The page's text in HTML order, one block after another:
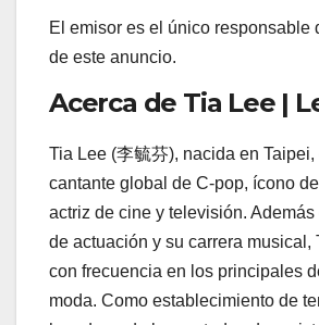
El emisor es el único responsable
de este anuncio.
Acerca de Tia Lee |
Tia Lee (李毓芬), nacida en Taipei,
cantante global de C-pop, ícono
actriz de cine y televisión.
de actuación y su carrera musical,
con frecuencia en los principales
moda. Como establecimiento de